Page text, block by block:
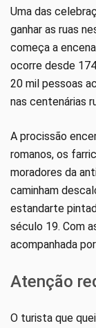
Uma das
ganhar as ruas
começa a
ocorre desde
20 mil pessoas
nas centenárias
A procissão
romanos, os
moradores da
caminham
estandarte
século 19. Com
acompanhada
Atenção
O turista que